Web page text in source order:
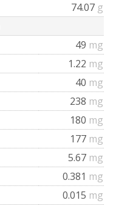
74.07 g
49 mg
1.22 mg
40 mg
238 mg
180 mg
177 mg
5.67 mg
0.381 mg
0.015 mg